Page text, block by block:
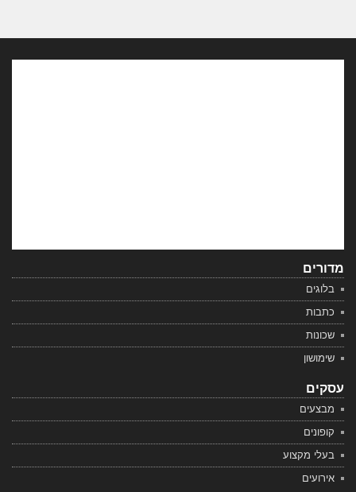
מדורים
בלוגים
כתבות
שכונות
שימושון
עסקים
מבצעים
קופונים
בעלי מקצוע
אירועים